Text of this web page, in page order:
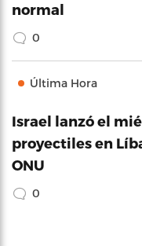
normal
0
Última Hora
Israel lanzó el
proyectiles en
ONU
0